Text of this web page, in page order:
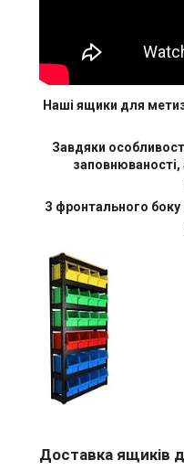
Наші ящики для
Завдяки
З фронтального боку
Доставка ящиків